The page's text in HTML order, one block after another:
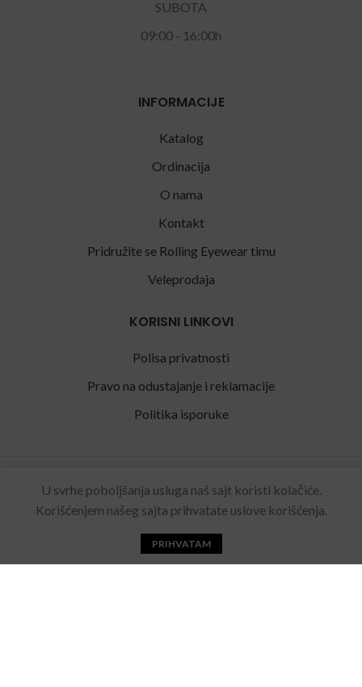
SUBOTA
09:00 - 16:00h
INFORMACIJE
Katalog
Ordinacija
O nama
Kontakt
Pridružite se Rolling Eyewear timu
Veleprodaja
KORISNI LINKOVI
Polisa privatnosti
Pravo na odustajanje i reklamacije
Politika isporuke
2022 Sva prava zadržana. Made by
Acebears
U svrhe poboljšanja usluga naš sajt koristi kolačiće.
Korišćenjem našeg sajta prihvatate uslove korišćenja.
PRIHVATAM